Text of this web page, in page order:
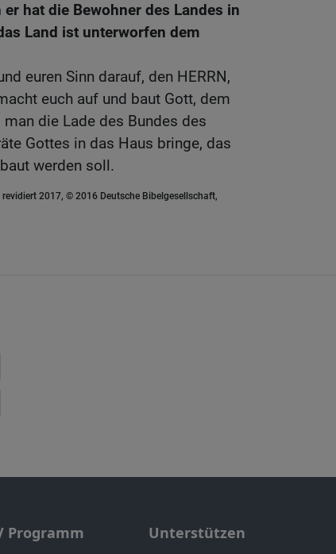
hat die Bewohner des Landes in
Land ist unterworfen dem
euren Sinn darauf, den HERRN,
euch auf und baut Gott, dem
die Lade des Bundes des
Gottes in das Haus bringe, das
werden soll.
2017, © 2016 Deutsche Bibelgesellschaft,
Programm Unterstützen